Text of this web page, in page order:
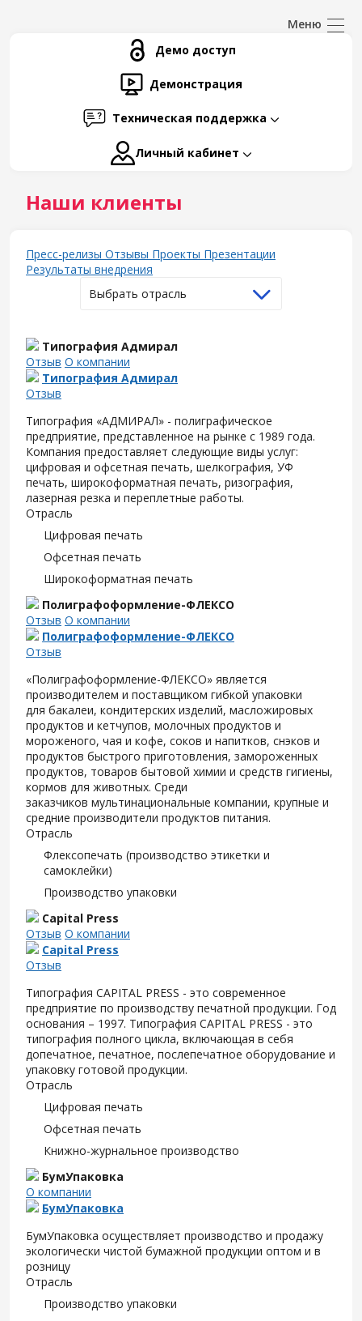
Демо доступ
Демонстрация
Техническая поддержка
Личный кабинет
Наши клиенты
Пресс-релизы Отзывы Проекты Презентации
Результаты внедрения
Выбрать отрасль
Типография Адмирал
Отзыв О компании
Типография Адмирал
Отзыв
Типография «АДМИРАЛ» - полиграфическое
предприятие, представленное на рынке с 1989 года.
Компания предоставляет следующие виды услуг:
цифровая и офсетная печать, шелкография, УФ
печать, широкоформатная печать, ризография,
лазерная резка и переплетные работы.
Отрасль
Цифровая печать
Офсетная печать
Широкоформатная печать
Полиграфоформление-ФЛЕКСО
Отзыв О компании
Полиграфоформление-ФЛЕКСО
Отзыв
«Полиграфоформление-ФЛЕКСО» является
производителем и поставщиком гибкой упаковки
для бакалеи, кондитерских изделий, масложировых
продуктов и кетчупов, молочных продуктов и
мороженого, чая и кофе, соков и напитков, снэков и
продуктов быстрого приготовления, замороженных
продуктов, товаров бытовой химии и средств гигиены,
кормов для животных. Среди
заказчиков мультинациональные компании, крупные и
средние производители продуктов питания.
Отрасль
Флексопечать (производство этикетки и
самоклейки)
Производство упаковки
Capital Press
Отзыв О компании
Capital Press
Отзыв
Типография CAPITAL PRESS - это современное
предприятие по производству печатной продукции. Год
основания – 1997. Типография CAPITAL PRESS - это
типография полного цикла, включающая в себя
допечатное, печатное, послепечатное оборудование и
упаковку готовой продукции.
Отрасль
Цифровая печать
Офсетная печать
Книжно-журнальное производство
БумУпаковка
О компании
БумУпаковка
БумУпаковка осуществляет производство и продажу
экологически чистой бумажной продукции оптом и в
розницу
Отрасль
Производство упаковки